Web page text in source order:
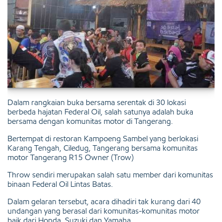
Dalam rangkaian buka bersama serentak di 30 lokasi
berbeda hajatan Federal Oil, salah satunya adalah buka
bersama dengan komunitas motor di Tangerang.
Bertempat di restoran Kampoeng Sambel yang berlokasi
Karang Tengah, Ciledug, Tangerang bersama komunitas
motor Tangerang R15 Owner (Trow)
Throw sendiri merupakan salah satu member dari komunitas
binaan Federal Oil Lintas Batas.
Dalam gelaran tersebut, acara dihadiri tak kurang dari 40
undangan yang berasal dari komunitas-komunitas motor
baik dari Honda, Suzuki dan Yamaha.